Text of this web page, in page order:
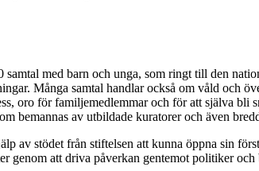
samtal med barn och unga, som ringt till den
Många samtal handlar också om våld och
oro för familjemedlemmar och för att själva
bemannas av utbildade kuratorer och även
av stödet från stiftelsen att kunna öppna sin
genom att driva påverkan gentemot politiker